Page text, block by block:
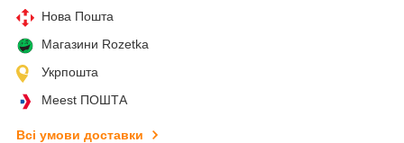
Нова Пошта
Магазини Rozetka
Укрпошта
Meest ПОШТА
Всі умови доставки